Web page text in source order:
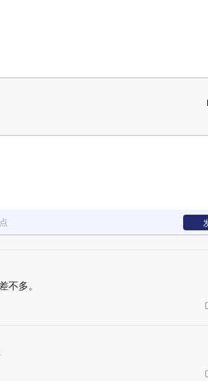
不多。